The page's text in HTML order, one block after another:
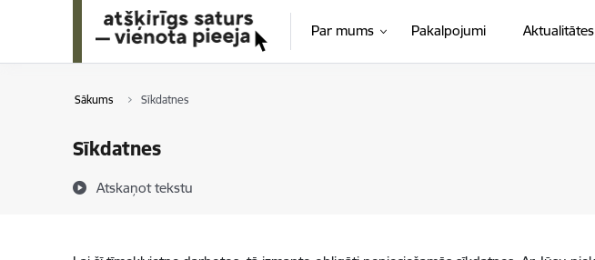
Pāriet uz lapas saturu
Par mums Pakalpojumi Aktualitātes
Sākums Sīkdatnes
Sīkdatnes
Atskaņot tekstu